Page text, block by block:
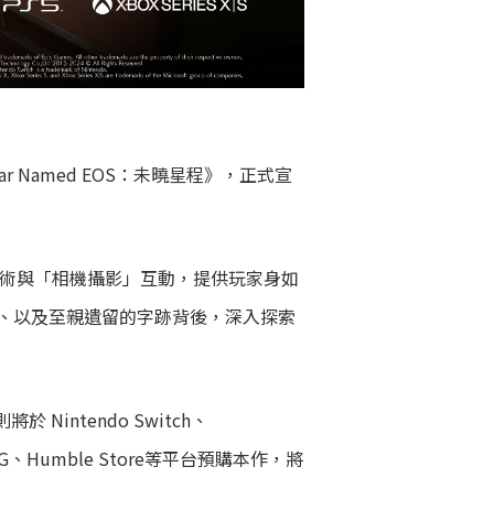
Named EOS：未曉星程》，正式宣
與「相機攝影」互動，提供玩家身如
以及至親遺留的字跡背後，深入探索
將於 Nintendo Switch、
、Humble Store等平台預購本作，將